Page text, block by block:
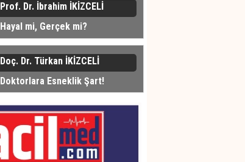
Prof. Dr. İbrahim İKİZCELİ
Hayal mi, Gerçek mi?
Doç. Dr. Türkan İKİZCELİ
Doktorlara Esneklik Şart!